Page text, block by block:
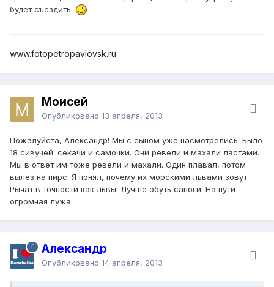
будет съездить.
www.fotopetropavlovsk.ru
Моисей
Опубликовано 13 апреля, 2013
Пожалуйста, Александр! Мы с сыном уже насмотрелись. Было
18 сивучей: секачи и самочки. Они ревели и махали ластами.
Мы в ответ им тоже ревели и махали. Один плавал, потом
вылез на пирс. Я понял, почему их морскими львами зовут.
Рычат в точности как львы. Лучше обуть сапоги. На пути
огромная лужа.
Александр
Опубликовано 14 апреля, 2013